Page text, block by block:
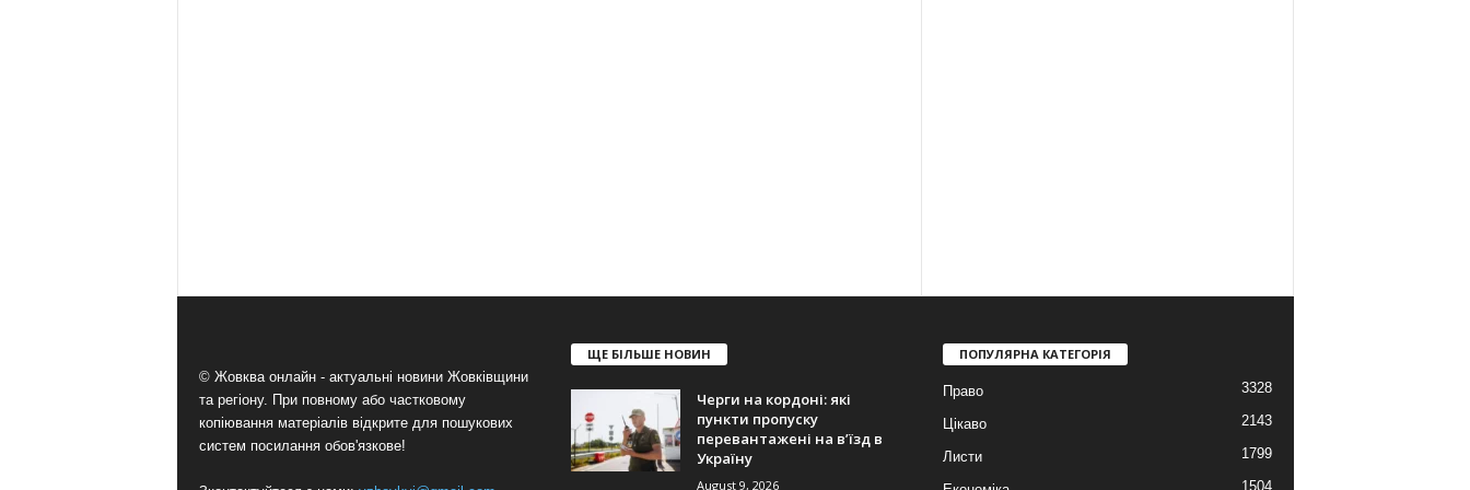
© Жовква онлайн - актуальні новини Жовківщини
та регіону. При повному або частковому
копіювання матеріалів відкрите для пошукових
систем посилання обов'язкове!
ЩЕ БІЛЬШЕ НОВИН
Черги на кордоні: які
пункти пропуску
перевантажені на вʼїзд в
Україну
August 9, 2026
ПОПУЛЯРНА КАТЕГОРІЯ
Право 3328
Цікаво 2143
Листи 1799
1504